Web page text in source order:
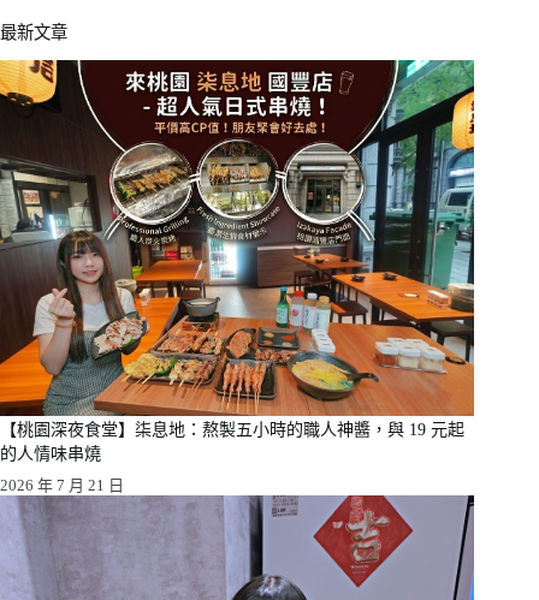
最新文章
【桃園深夜食堂】柒息地：熬製五小時的職人神醬，與 19 元起
的人情味串燒
2026 年 7 月 21 日